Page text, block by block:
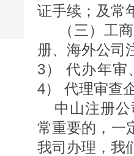
证手续；及常
（三）工
册、海外公司
3） 代办年审
4） 代理审查
中山注册公
常重要的，一
我司办理，我